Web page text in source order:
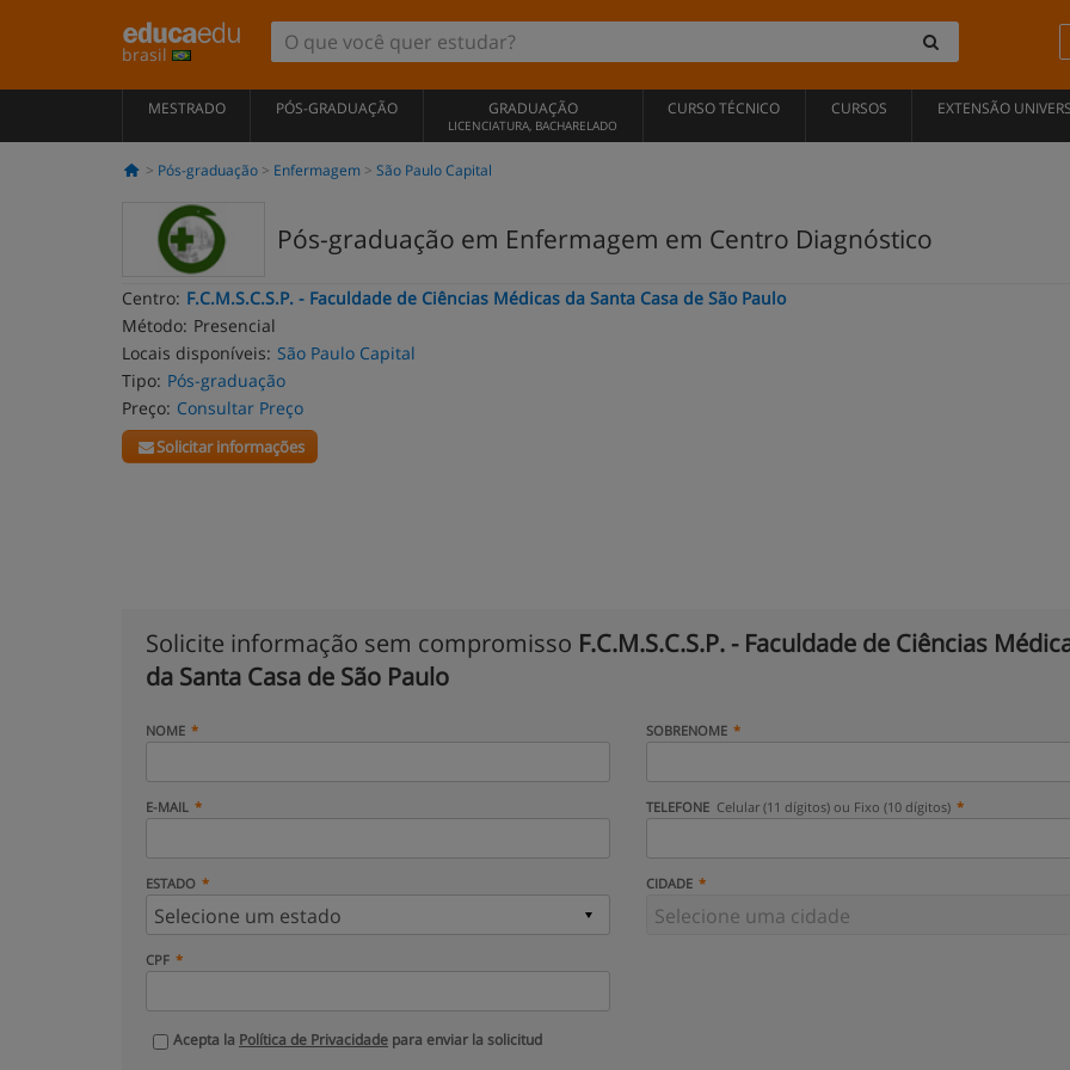
brasil
MESTRADO PÓS-GRADUAÇÃO GRADUAÇÃO
LICENCIATURA, BACHARELADO
CURSO TÉCNICO CURSOS EXTENSÃO
Pós-graduação Enfermagem São Paulo Capital
Pós-graduação em Enfermagem em Centro Diagnóstico
Centro: F.C.M.S.C.S.P. - Faculdade de Ciências Médicas da Santa Casa de São Paulo
Método: Presencial
Locais disponíveis: São Paulo Capital
Tipo: Pós-graduação
Preço: Consultar Preço
Solicitar informações
Solicite informação sem compromisso F.C.M.S.C.S.P. - Faculdade de Ciências
da Santa Casa de São Paulo
NOME SOBRENOME
E-MAIL TELEFONE Celular (11 dígitos) ou Fixo (10 dígitos)
ESTADO CIDADE
CPF
Acepta la Política de Privacidade para enviar la solicitud